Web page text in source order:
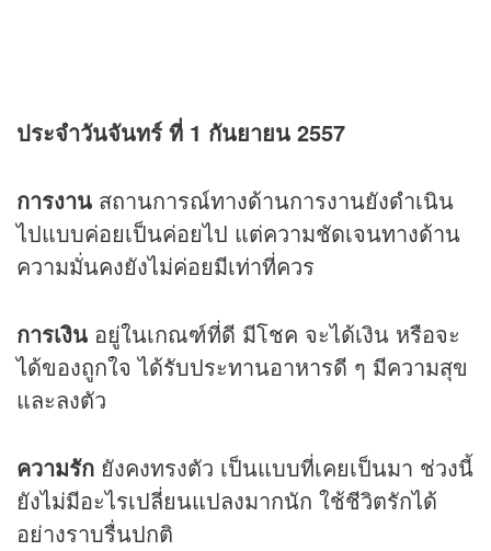
ประจำวันจันทร์ ที่ 1 กันยายน 2557
การงาน สถานการณ์ทางด้านการงานยังดำเนิน
ไปแบบค่อยเป็นค่อยไป แต่ความชัดเจนทางด้าน
ความมั่นคงยังไม่ค่อยมีเท่าที่ควร
การเงิน อยู่ในเกณฑ์ที่ดี มีโชค จะได้เงิน หรือจะ
ได้ของถูกใจ ได้รับประทานอาหารดี ๆ มีความสุข
และลงตัว
ความรัก ยังคงทรงตัว เป็นแบบที่เคยเป็นมา ช่วงนี้
ยังไม่มีอะไรเปลี่ยนแปลงมากนัก ใช้ชีวิตรักได้
อย่างราบรื่นปกติ